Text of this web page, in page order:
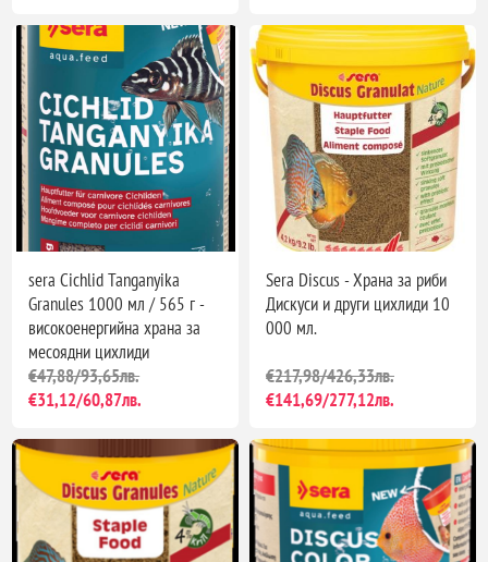
sera Cichlid Tanganyika
Granules 1000 мл / 565 г -
високоенергийна храна за
месоядни цихлиди
€47,88/93,65лв.
€31,12/60,87лв.
Sera Discus - Храна за риби
Дискуси и други цихлиди 10
000 мл.
€217,98/426,33лв.
€141,69/277,12лв.